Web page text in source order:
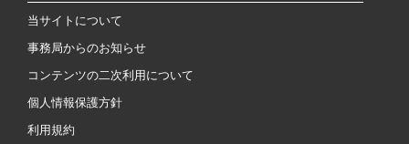
当サイトについて
事務局からのお知らせ
コンテンツの二次利用について
個人情報保護方針
利用規約